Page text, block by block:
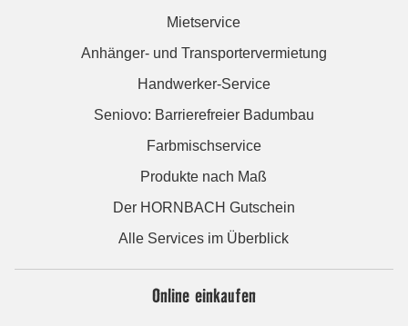
Mietservice
Anhänger- und Transportervermietung
Handwerker-Service
Seniovo: Barrierefreier Badumbau
Farbmischservice
Produkte nach Maß
Der HORNBACH Gutschein
Alle Services im Überblick
Online einkaufen